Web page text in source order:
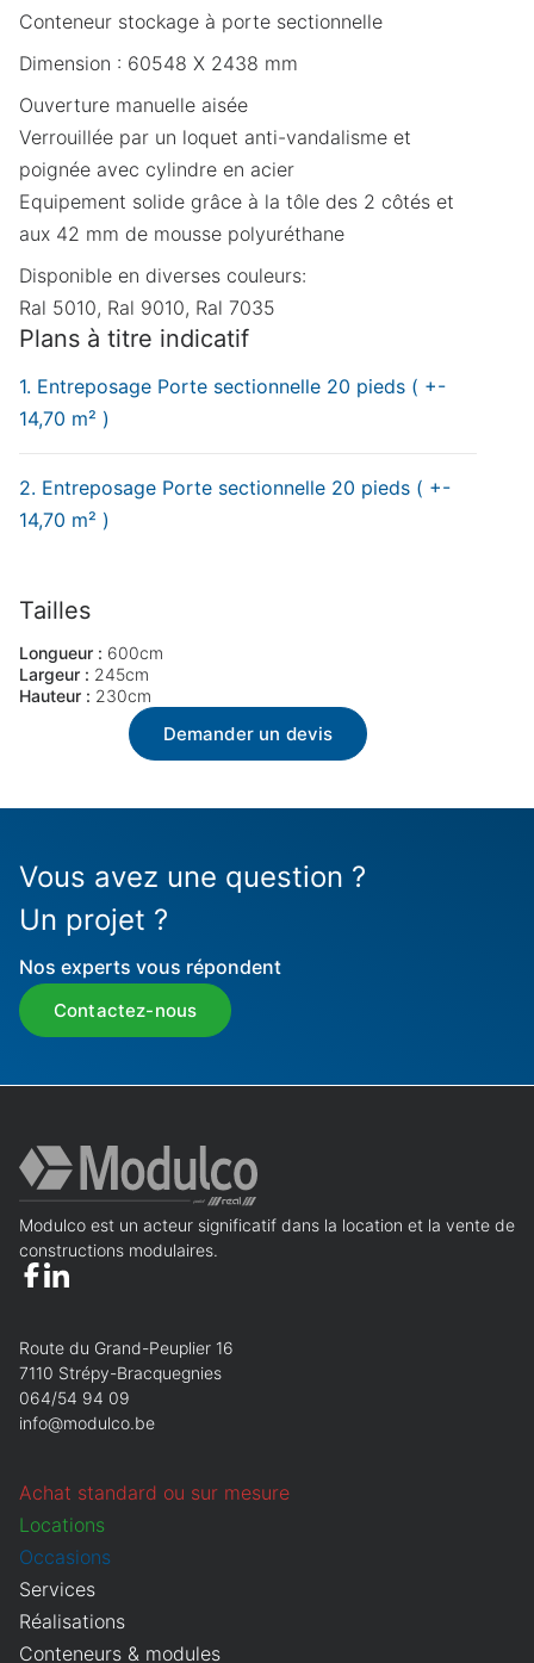
Demande de devis
Merci de compléter ces quelques informations
pour accéder à la demande en ligne :
Prénom ObligatoireNom
Téléphone
Que recherchez-vous ? Obligatoire
Vente
Conteneur stockage à porte sectionnelle
Dimension : 60548 X 2438 mm
Ouverture manuelle aisée
Verrouillée par un loquet anti-vandalisme et
poignée avec cylindre en acier
Equipement solide grâce à la tôle des 2 côtés et
aux 42 mm de mousse polyuréthane
Disponible en diverses couleurs:
Ral 5010, Ral 9010, Ral 7035
Plans à titre indicatif
Entreposage Porte sectionnelle 20 pieds ( +-
14,70 m² )
Entreposage Porte sectionnelle 20 pieds ( +-
14,70 m² )
Tailles
Longueur : 600cm
Largeur : 245cm
Hauteur : 230cm
Demander un devis
Vous avez une question ?
Un projet ?
Nos experts vous répondent
Contactez-nous
Modulco est un acteur significatif dans la location et la vente de
constructions modulaires.
Route du Grand-Peuplier 16
7110 Strépy-Bracquegnies
064/54 94 09
info@modulco.be
Achat standard ou sur mesure
Locations
Occasions
Services
Réalisations
Conteneurs & modules